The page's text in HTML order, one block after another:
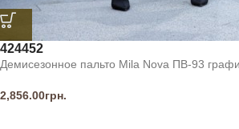
424452
Демисезонное пальто Mila Nova ПВ-93
2,856.00грн.